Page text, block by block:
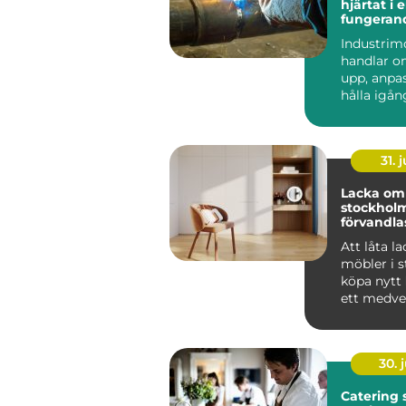
hjärtat i
handlar
upp,
hålla
att ...
31.
Lacka
stockholm
Att låta
möbler i
köpa nytt
ett
30.
Catering